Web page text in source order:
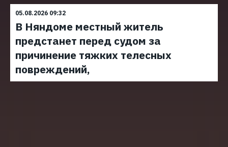
05.08.2026 09:32
В Няндоме местный житель
предстанет перед судом за
причинение тяжких телесных
повреждений,